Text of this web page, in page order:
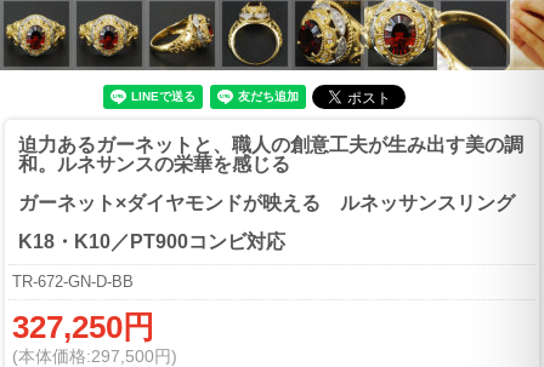
迫力あるガーネットと、職人の創意工夫が生み出す美の調
和。ルネサンスの栄華を感じる
ガーネット×ダイヤモンドが映える ルネッサンスリング
K18・K10／PT900コンビ対応
TR-672-GN-D-BB
327,250円
(本体価格:297,500円)